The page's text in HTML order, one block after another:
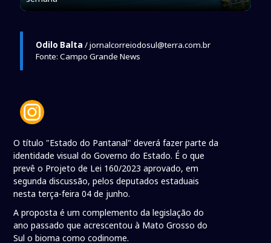
Odilo Balta / jornalcorreiodosul@terra.com.br
Fonte: Campo Grande News
O título "Estado do Pantanal" deverá fazer parte da
identidade visual do Governo do Estado. É o que
prevê o Projeto de Lei 160/2023 aprovado, em
segunda discussão, pelos deputados estaduais
nesta terça-feira 04 de junho.
A proposta é um complemento da legislação do
ano passado que acrescentou à Mato Grosso do
Sul o bioma como codinome.